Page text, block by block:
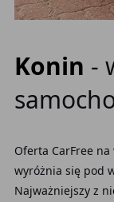
Konin -
Oferta CarFree
wyróżnia się pod
Najważniejszy z